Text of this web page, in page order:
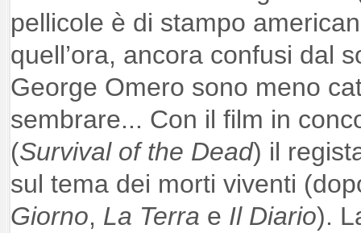
pellicole è di stampo
quell’ora, ancora confusi dal
George Omero sono meno
sembrare... Con il film in
(Survival of the Dead) il
sul tema dei morti viventi
Giorno, La Terra e Il Diario).